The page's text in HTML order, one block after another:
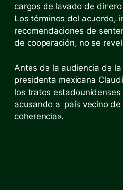
cargos de lavado de
Los términos del acuerdo,
recomendaciones de
de cooperación, no se
Antes de la audiencia de
presidenta mexicana
los tratos estadounidenses
acusando al país vecino
coherencia».